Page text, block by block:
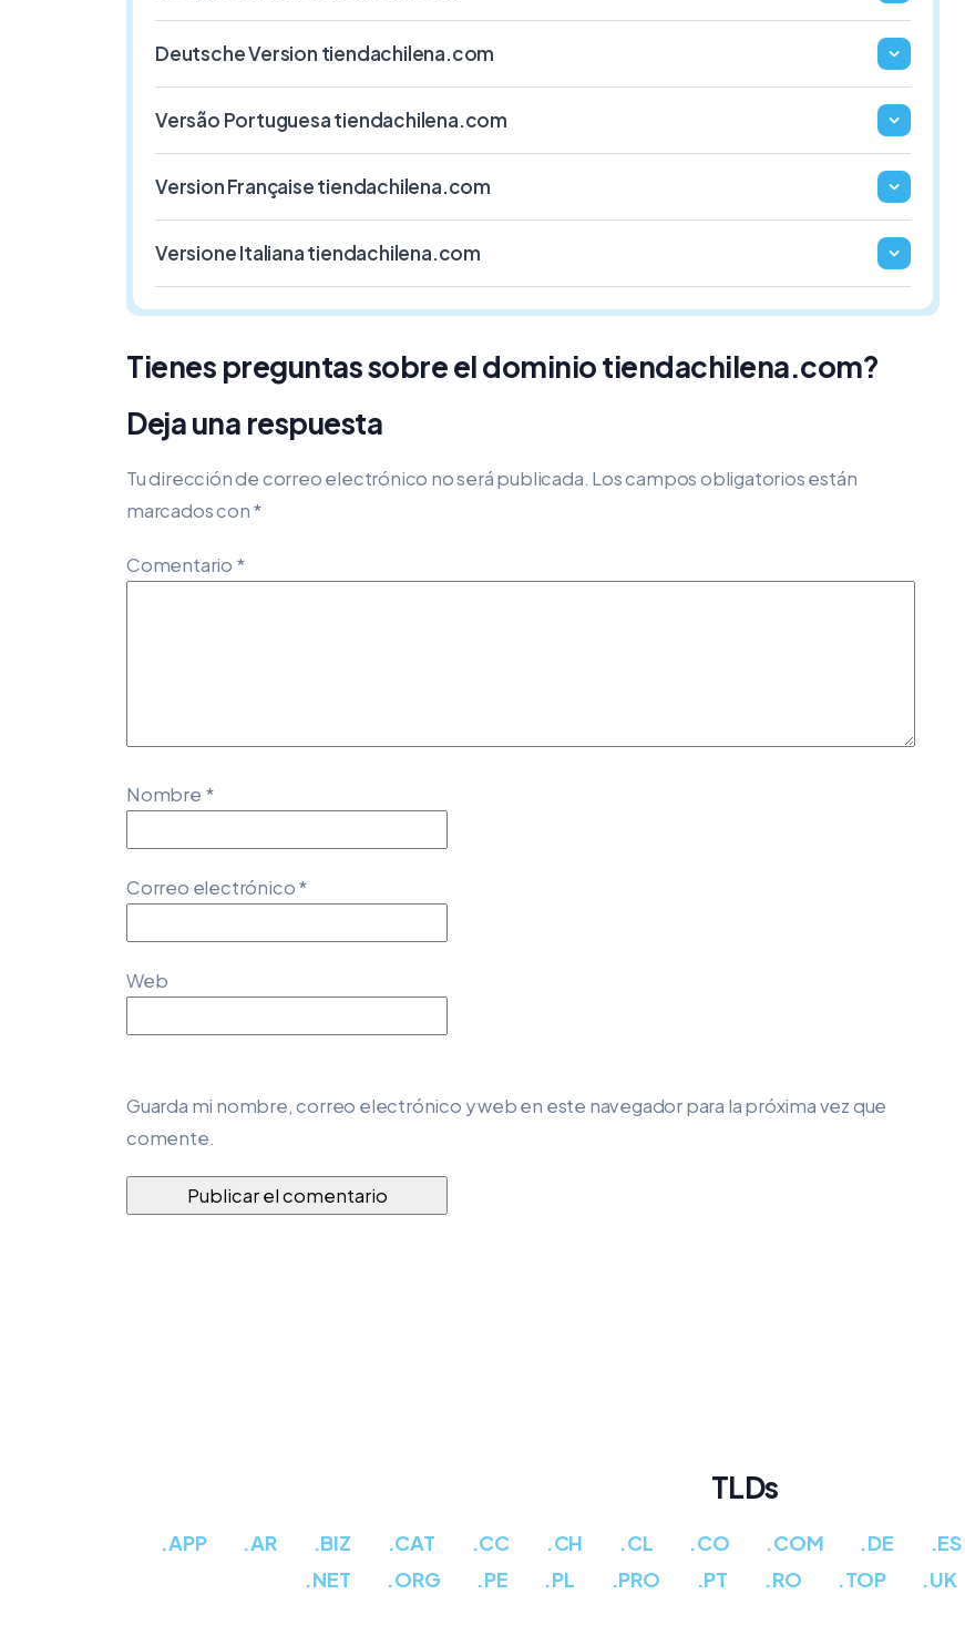
Deutsche Version tiendachilena.com
Versão Portuguesa tiendachilena.com
Version Française tiendachilena.com
Versione Italiana tiendachilena.com
Tienes preguntas sobre el dominio tiendachilena.com?
Deja una respuesta
Tu dirección de correo electrónico no será publicada. Los campos obligatorios están
marcados con*
Comentario *
Nombre *
Correo electrónico*
Web
Guarda mi nombre, correo electrónico y web en este navegador para la próxima vez que
comente.
TLDs
.APP .AR .BIZ .CAT .CC .CH .CL .CO .COM .DE .ES
.NET
.ORG .PE .PL .PRO .PT .RO .TOP .UK